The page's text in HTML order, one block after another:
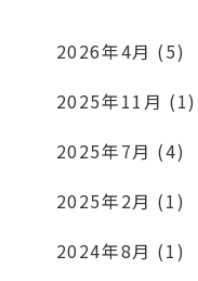
2026年4月 (5)
2025年11月 (1)
2025年7月 (4)
2025年2月 (1)
2024年8月 (1)